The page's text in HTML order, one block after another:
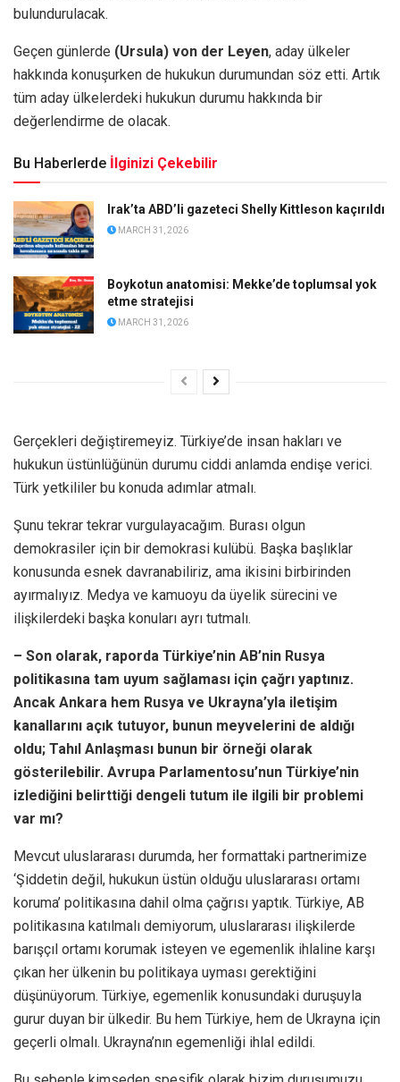
bulundurulacak.
Geçen günlerde (Ursula) von der Leyen, aday ülkeler
hakkında konuşurken de hukukun durumundan söz etti. Artık
tüm aday ülkelerdeki hukukun durumu hakkında bir
değerlendirme de olacak.
Bu Haberlerde İlginizi Çekebilir
Irak’ta ABD’li gazeteci Shelly Kittleson kaçırıldı
MARCH 31, 2026
Boykotun anatomisi: Mekke’de toplumsal yok
etme stratejisi
MARCH 31, 2026
Gerçekleri değiştiremeyiz. Türkiye’de insan hakları ve
hukukun üstünlüğünün durumu ciddi anlamda endişe verici.
Türk yetkililer bu konuda adımlar atmalı.
Şunu tekrar tekrar vurgulayacağım. Burası olgun
demokrasiler için bir demokrasi kulübü. Başka başlıklar
konusunda esnek davranabiliriz, ama ikisini birbirinden
ayırmalıyız. Medya ve kamuoyu da üyelik sürecini ve
ilişkilerdeki başka konuları ayrı tutmalı.
– Son olarak, raporda Türkiye’nin AB’nin Rusya
politikasına tam uyum sağlaması için çağrı yaptınız.
Ancak Ankara hem Rusya ve Ukrayna’yla iletişim
kanallarını açık tutuyor, bunun meyvelerini de aldığı
oldu; Tahıl Anlaşması bunun bir örneği olarak
gösterilebilir. Avrupa Parlamentosu’nun Türkiye’nin
izlediğini belirttiği dengeli tutum ile ilgili bir problemi
var mı?
Mevcut uluslararası durumda, her formattaki partnerimize
‘Şiddetin değil, hukukun üstün olduğu uluslararası ortamı
koruma’ politikasına dahil olma çağrısı yaptık. Türkiye, AB
politikasına katılmalı demiyorum, uluslararası ilişkilerde
barışçıl ortamı korumak isteyen ve egemenlik ihlaline karşı
çıkan her ülkenin bu politikaya uyması gerektiğini
düşünüyorum. Türkiye, egemenlik konusundaki duruşuyla
gurur duyan bir ülkedir. Bu hem Türkiye, hem de Ukrayna için
geçerli olmalı. Ukrayna’nın egemenliği ihlal edildi.